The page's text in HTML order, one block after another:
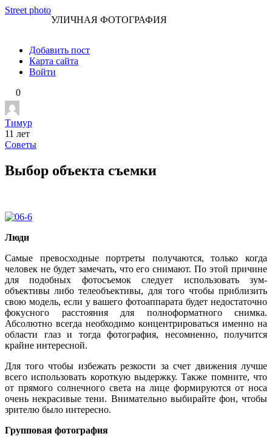
Перейти
Street photo
УЛИЧНАЯ ФОТОГРАФИЯ
Добавить пост
Карта сайта
Войти
0
Тимур
11 лет
Советы
Выбор объекта съемки
Люди
Самые превосходные портреты получаются, только когда
человек не будет замечать, что его снимают. По этой причине
для подобных фотосъемок следует использовать зум-
объективы либо телеобъективы, для того чтобы приблизить
свою модель, если у вашего фотоаппарата будет недостаточно
фокусного расстояния для полноформатного снимка.
Абсолютно всегда необходимо концентрироваться именно на
области глаз и тогда фотография, несомненно, получится
крайне интересной.
Для того чтобы избежать резкости за счет движения лучше
всего использовать короткую выдержку. Также помните, что
от прямого солнечного света на лице формируются от носа
очень некрасивые тени. Внимательно выбирайте фон, чтобы
зрителю было интересно.
Групповая фотография